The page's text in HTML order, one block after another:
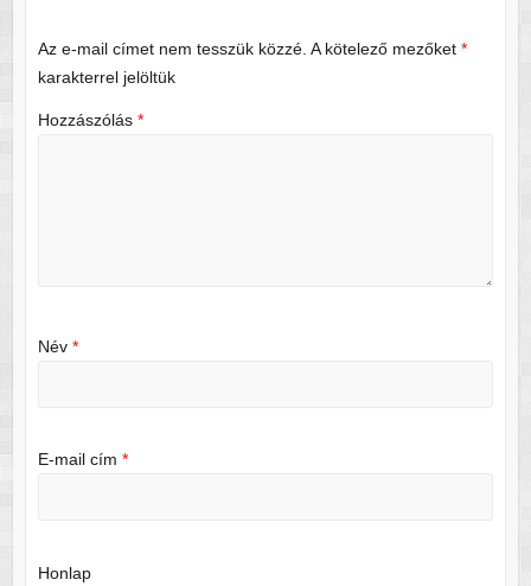
Az e-mail címet nem tesszük közzé. A kötelező mezőket *
karakterrel jelöltük
Hozzászólás *
Név *
E-mail cím *
Honlap